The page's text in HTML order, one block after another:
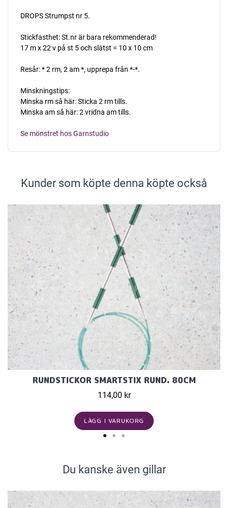
DROPS Strumpst nr 5.
Stickfasthet: St.nr är bara rekommenderad!
17 m x 22 v på st 5 och slätst = 10 x 10 cm
Resår: * 2 rm, 2 am *, upprepa från *-*.
Minskningstips:
Minska rm så här: Sticka 2 rm tills.
Minska am så här: 2 vridna am tills.
Se mönstret hos Garnstudio
Kunder som köpte denna köpte också
RUNDSTICKOR SMARTSTIX RUND. 80CM
114,00 kr
LÄGG I VARUKORG
Du kanske även gillar